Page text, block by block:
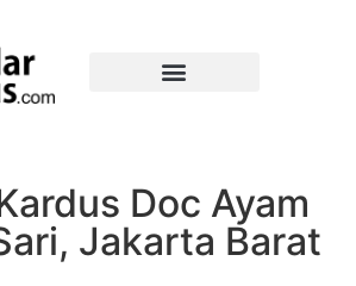
Doc Ayam
Jakarta Barat